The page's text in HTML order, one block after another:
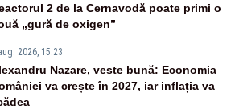
2 de la Cernavodă poate primi o
„gură de oxigen”
2026, 15:23
Nazare, veste bună: Economia
va crește în 2027, iar inflația va